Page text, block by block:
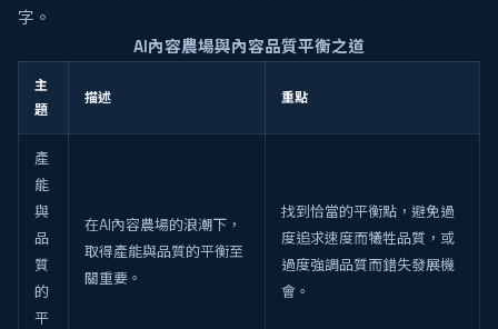
字。
AI內容農場與內容品質平衡之道
主
題
描述 重點
產
能
與
品
質
的
平
在AI內容農場的浪潮下，
取得產能與品質的平衡至
關重要。
找到恰當的平衡點，避免過
度追求速度而犧牲品質，或
過度強調品質而錯失發展機
會。